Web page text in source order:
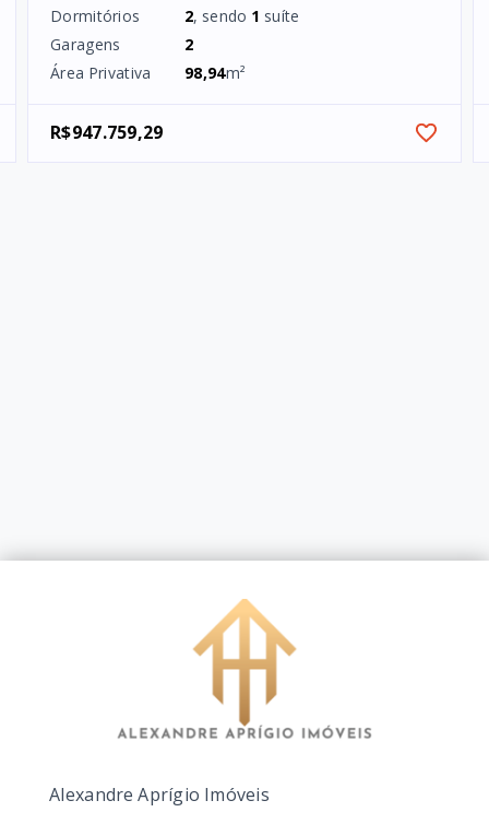
Dormitórios 2, sendo 1 suíte
Garagens
2
Área Privativa
98,94m²
R$947.759,29
Alexandre Aprígio Imóveis